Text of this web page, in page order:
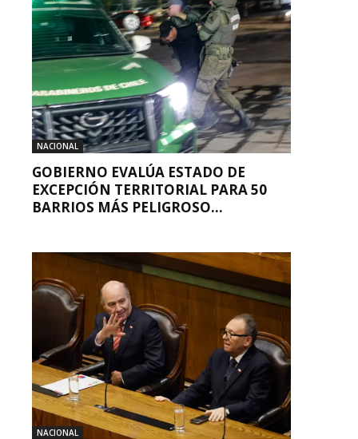
NACIONAL
GOBIERNO EVALÚA ESTADO DE
EXCEPCIÓN TERRITORIAL PARA 50
BARRIOS MÁS PELIGROSO...
NACIONAL